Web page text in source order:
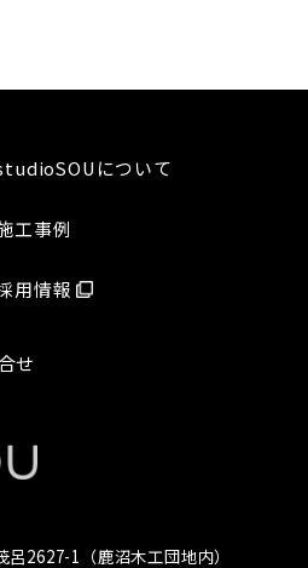
について
工事例
用情報
せ
2627-1（鹿沼木工団地内）